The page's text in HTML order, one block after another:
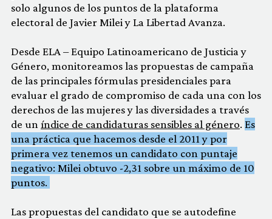
solo algunos de los puntos de la plataforma
electoral de Javier Milei y La Libertad Avanza.
Desde ELA – Equipo Latinoamericano de Justicia y
Género, monitoreamos las propuestas de campaña
de las principales fórmulas presidenciales para
evaluar el grado de compromiso de cada una con los
derechos de las mujeres y las diversidades a través
de un índice de candidaturas sensibles al género. Es
una práctica que hacemos desde el 2011 y por
primera vez tenemos un candidato con puntaje
negativo: Milei obtuvo -2,31 sobre un máximo de 10
puntos.
Las propuestas del candidato que se autodefine